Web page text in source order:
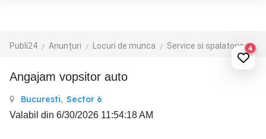
Publi24 Anunțuri Locuri de munca Service si spalatorie auto4
Angajam vopsitor auto
Bucuresti, Sector 6
Valabil din 6/30/2026 11:54:18 AM